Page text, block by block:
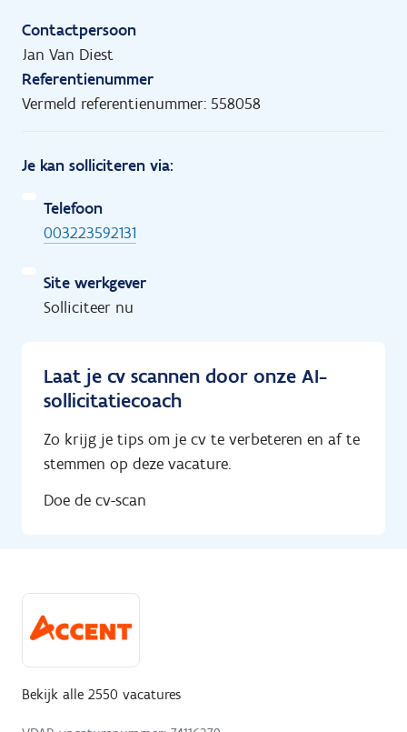
Contactpersoon
Jan Van Diest
Referentienummer
Vermeld referentienummer: 558058
Je kan solliciteren via:
Telefoon
003223592131
Site werkgever
Solliciteer nu
Laat je cv scannen door onze AI-
sollicitatiecoach
Zo krijg je tips om je cv te verbeteren en af te
stemmen op deze vacature.
Doe de cv-scan
Bekijk alle 2550 vacatures